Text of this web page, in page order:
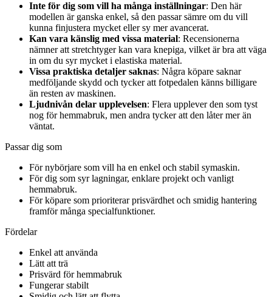
Inte för dig som vill ha många inställningar: Den här
modellen är ganska enkel, så den passar sämre om du vill
kunna finjustera mycket eller sy mer avancerat.
Kan vara känslig med vissa material: Recensionerna
nämner att stretchtyger kan vara knepiga, vilket är bra att väga
in om du syr mycket i elastiska material.
Vissa praktiska detaljer saknas: Några köpare saknar
medföljande skydd och tycker att fotpedalen känns billigare
än resten av maskinen.
Ljudnivån delar upplevelsen: Flera upplever den som tyst
nog för hemmabruk, men andra tycker att den låter mer än
väntat.
Passar dig som
För nybörjare som vill ha en enkel och stabil symaskin.
För dig som syr lagningar, enklare projekt och vanligt
hemmabruk.
För köpare som prioriterar prisvärdhet och smidig hantering
framför många specialfunktioner.
Fördelar
Enkel att använda
Lätt att trä
Prisvärd för hemmabruk
Fungerar stabilt